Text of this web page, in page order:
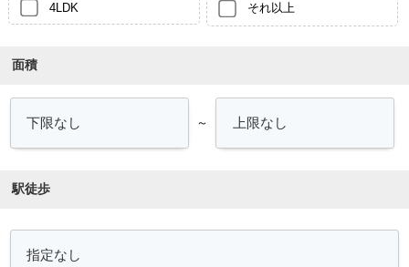
4LDK それ以上
面積
～
駅徒歩